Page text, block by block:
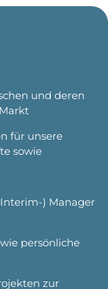
und deren
für unsere
sowie
) Manager
persönliche
zur